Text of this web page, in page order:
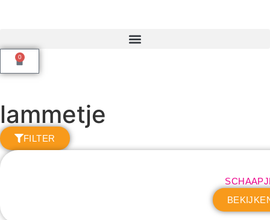
0
lammetje
FILTER